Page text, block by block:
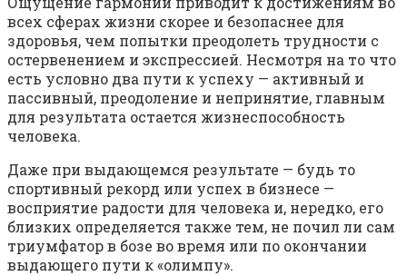
всех сферах жизни скорее и безопаснее для
здоровья, чем попытки преодолеть трудности с
остервенением и экспрессией. Несмотря на то что
есть условно два пути к успеху — активный и
пассивный, преодоление и непринятие, главным
для результата остается жизнеспособность
человека.
Даже при выдающемся результате — будь то
спортивный рекорд или успех в бизнесе —
восприятие радости для человека и, нередко, его
близких определяется также тем, не почил ли сам
триумфатор в бозе во время или по окончании
выдающего пути к «олимпу».